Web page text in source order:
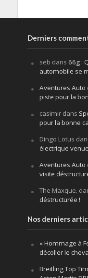
Derniers
seb dans 66g :
automobile se
Aventures Auto
piste pour la
casimirdans
pour la bonne
Dingo Lotus
électrique
Aventures Auto
visite
The Maxque.
déstructurée !
Nos derniers
« Hommage à
décoller le
Breitling Top